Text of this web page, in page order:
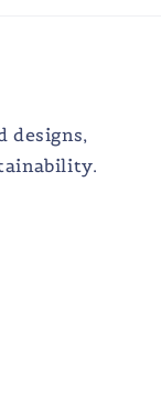
designs,